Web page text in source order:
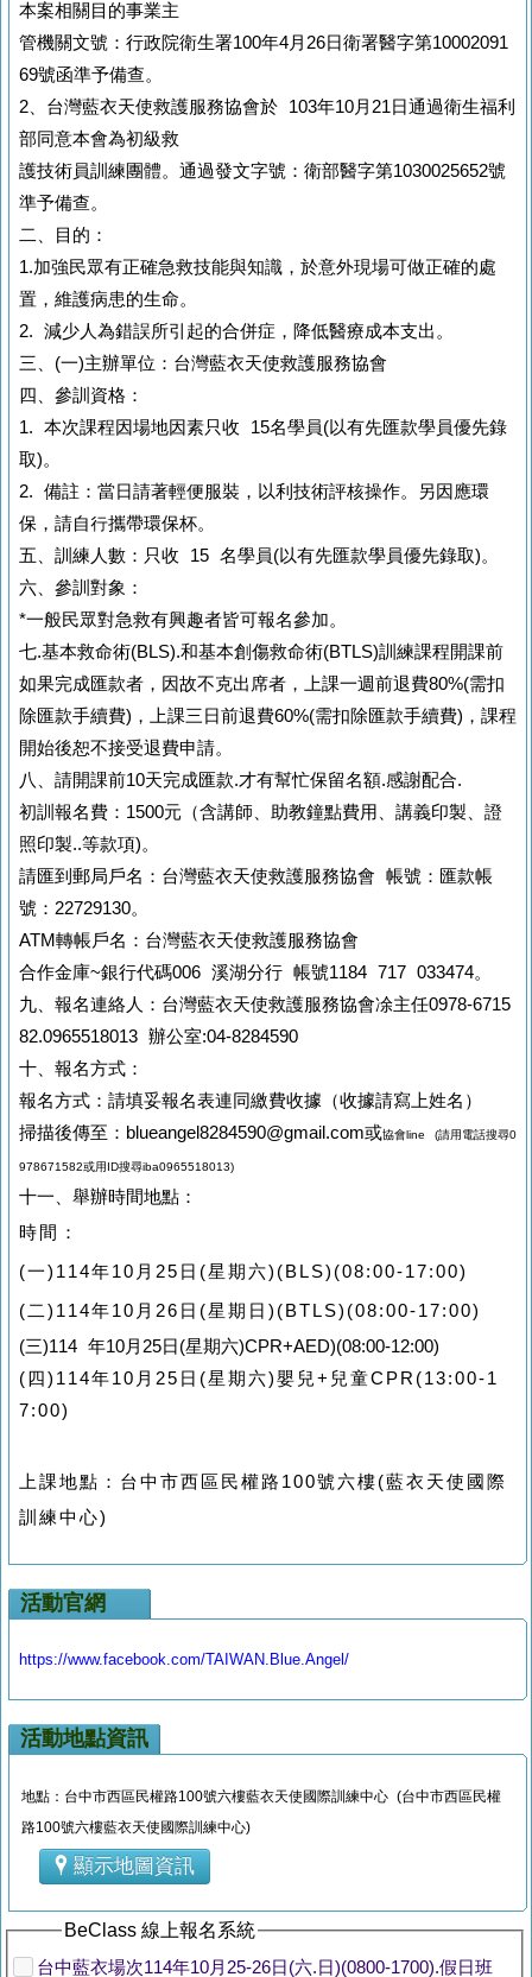
本案相關目的事業主
管機關文號：行政院衛生署100年4月26日衛署醫字第10002091
69號函準予備查。
2、台灣藍衣天使救護服務協會於 103年10月21日通過衛生福利
部同意本會為初級救
護技術員訓練團體。通過發文字號：衛部醫字第1030025652號
準予備查。
二、目的：
1.加強民眾有正確急救技能與知識，於意外現場可做正確的處
置，維護病患的生命。
2. 減少人為錯誤所引起的合併症，降低醫療成本支出。
三、(一)主辦單位：台灣藍衣天使救護服務協會
四、參訓資格：
1. 本次課程因場地因素只收 15名學員(以有先匯款學員優先錄
取)。
2. 備註：當日請著輕便服裝，以利技術評核操作。另因應環
保，請自行攜帶環保杯。
五、訓練人數：只收 15 名學員(以有先匯款學員優先錄取)。
六、參訓對象：
*一般民眾對急救有興趣者皆可報名參加。
七.基本救命術(BLS).和基本創傷救命術(BTLS)訓練課程開課前
如果完成匯款者，因故不克出席者，上課一週前退費80%(需扣
除匯款手續費)，上課三日前退費60%(需扣除匯款手續費)，課程
開始後恕不接受退費申請。
八、請開課前10天完成匯款.才有幫忙保留名額.感謝配合.
初訓報名費：1500元（含講師、助教鐘點費用、講義印製、證
照印製..等款項)。
請匯到郵局戶名：台灣藍衣天使救護服務協會 帳號：匯款帳
號：22729130。
ATM轉帳戶名：台灣藍衣天使救護服務協會
合作金庫~銀行代碼006 溪湖分行 帳號1184 717 033474。
九、報名連絡人：台灣藍衣天使救護服務協會凃主任0978-6715
82.0965518013 辦公室:04-8284590
十、報名方式：
報名方式：請填妥報名表連同繳費收據（收據請寫上姓名）
掃描後傳至：blueangel8284590@gmail.com或協會line (請用電話搜尋0
978671582或用ID搜尋iba0965518013)
十一、舉辦時間地點：
時間：
(一)114年10月25日(星期六)(BLS)(08:00-17:00)
(二)114年10月26日(星期日)(BTLS) (08:00-17:00)
(三)114 年10月25日(星期六)CPR+AED)(08:00-12:00)
(四)114年10月25日(星期六)嬰兒+兒童CPR(13:00-1
7:00)
上課地點：台中市西區民權路100號六樓(藍衣天使國際
訓練中心)
活動官網
https://www.facebook.com/TAIWAN.Blue.Angel/
活動地點資訊
地點：台中市西區民權路100號六樓藍衣天使國際訓練中心 (台中市西區民權
路100號六樓藍衣天使國際訓練中心)
顯示地圖資訊
BeClass 線上報名系統
台中藍衣場次114年10月25-26日(六.日)(0800-1700).假日班